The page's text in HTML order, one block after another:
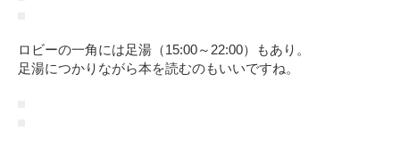
ロビーの一角には足湯（15:00～22:00）もあり。
足湯につかりながら本を読むのもいいですね。